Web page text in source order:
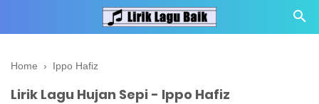
Home › Ippo Hafiz
Lirik Lagu Hujan Sepi - Ippo Hafiz